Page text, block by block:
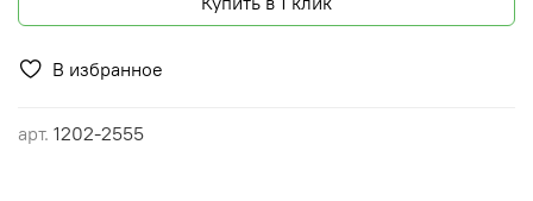
В избранное
арт. 1202-2555